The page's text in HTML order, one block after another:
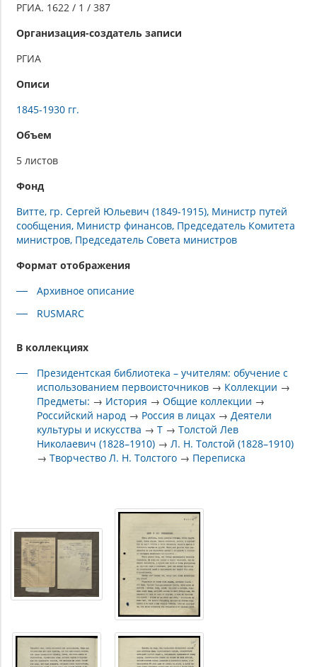
РГИА. 1622 / 1 / 387
Организация-создатель записи
РГИА
Описи
1845-1930 гг.
Объем
5 листов
Фонд
Витте, гр. Сергей Юльевич (1849-1915), Министр путей
сообщения, Министр финансов, Председатель Комитета
министров, Председатель Совета министров
Формат отображения
Архивное описание
RUSMARC
В коллекциях
Президентская библиотека – учителям: обучение с
использованием первоисточников → Коллекции →
Предметы: → История →Общие коллекции →
Российский народ → Россия в лицах →Деятели
культуры и искусства →Т →Толстой Лев
Николаевич (1828–1910) →Л. Н. Толстой (1828–1910)
→Творчество Л. Н. Толстого → Переписка